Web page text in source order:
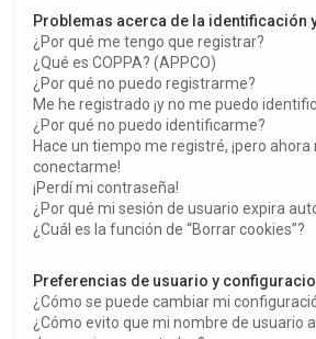
Problemas acerca de la identificación
¿Por qué me tengo que registrar?
¿Qué es COPPA? (APPCO)
¿Por qué no puedo registrarme?
Me he registrado ¡y no me puedo
¿Por qué no puedo identificarme?
Hace un tiempo me registré, ¡pero ahora
conectarme!
¡Perdí mi contraseña!
¿Por qué mi sesión de usuario expira
¿Cuál es la función de “Borrar cookies”?
Preferencias de usuario y
¿Cómo se puede cambiar mi
¿Cómo evito que mi nombre de usuario